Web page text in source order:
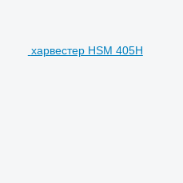
харвестер HSM 405H